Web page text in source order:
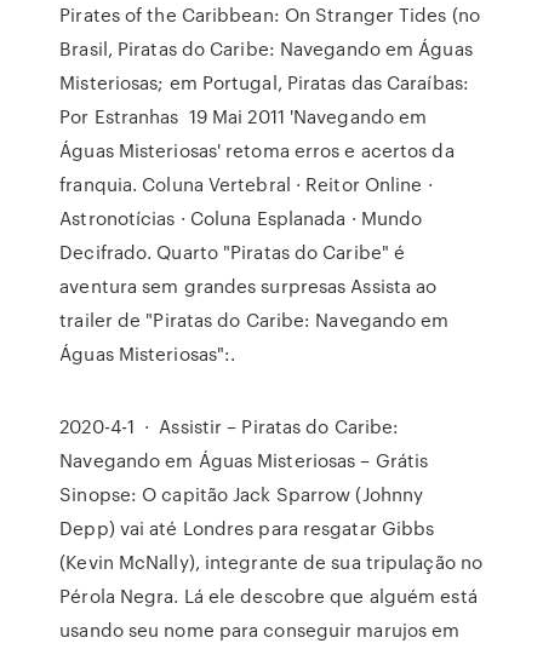
Pirates of the Caribbean: On Stranger Tides (no
Brasil, Piratas do Caribe: Navegando em Águas
Misteriosas; em Portugal, Piratas das Caraíbas:
Por Estranhas 19 Mai 2011 'Navegando em
Águas Misteriosas' retoma erros e acertos da
franquia. Coluna Vertebral · Reitor Online ·
Astronotícias · Coluna Esplanada · Mundo
Decifrado. Quarto "Piratas do Caribe" é
aventura sem grandes surpresas Assista ao
trailer de "Piratas do Caribe: Navegando em
Águas Misteriosas":.
2020-4-1 · Assistir – Piratas do Caribe:
Navegando em Águas Misteriosas – Grátis
Sinopse: O capitão Jack Sparrow (Johnny
Depp) vai até Londres para resgatar Gibbs
(Kevin McNally), integrante de sua tripulação no
Pérola Negra. Lá ele descobre que alguém está
usando seu nome para conseguir marujos em